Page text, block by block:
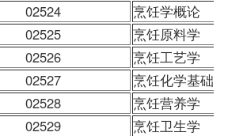
02524
烹饪学概论
02525
烹饪原料学
02526
烹饪工艺学
02527
烹饪化学基础
02528 烹饪营养学
02529
烹饪卫生学